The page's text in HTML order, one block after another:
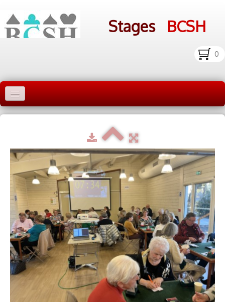
Stages BCSH
0
Accueil Stages
Infos pratiques
Photos▼
bcsh.fr
Inscription aux stages